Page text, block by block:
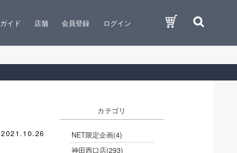
ガイド 店舗 会員登録 ログイン
2021.10.26
カテゴリ
NET限定企画(4)
神田西口店(293)